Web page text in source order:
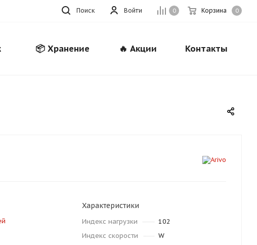
0 Корзина 0
Войти
Поиск
📦 Хранение 🔥 Акции Контакты
Характеристики
Индекс нагрузки
102
Индекс скорости
W